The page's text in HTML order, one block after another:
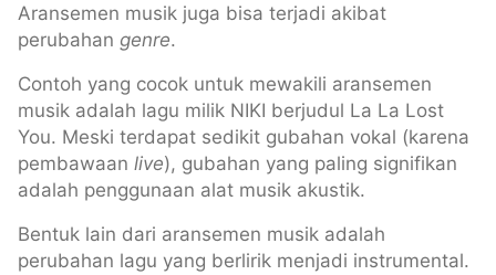
Aransemen musik juga bisa terjadi akibat
perubahan genre.
Contoh yang cocok untuk mewakili aransemen
musik adalah lagu milik NIKI berjudul La La Lost
You. Meski terdapat sedikit gubahan vokal (karena
pembawaan live), gubahan yang paling signifikan
adalah penggunaan alat musik akustik.
Bentuk lain dari aransemen musik adalah
perubahan lagu yang berlirik menjadi instrumental.